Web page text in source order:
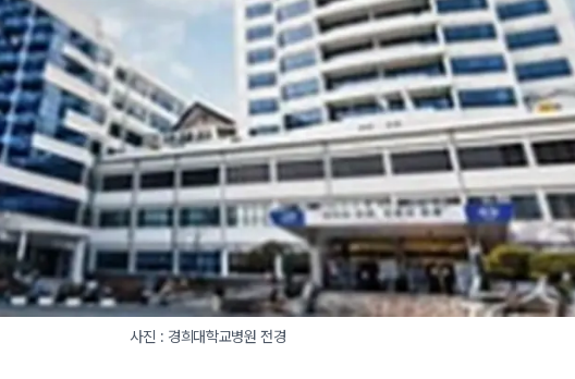
사진 : 경희대학교병원 전경